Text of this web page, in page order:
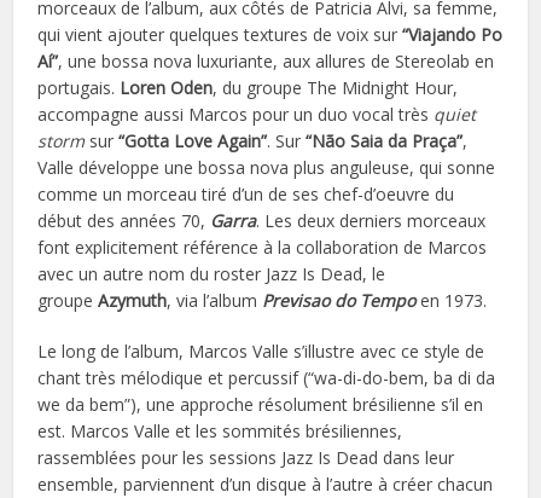
morceaux de l’album, aux côtés de Patricia Alvi, sa femme,
qui vient ajouter quelques textures de voix sur“Viajando Po
Aí”, une bossa nova luxuriante, aux allures de Stereolab en
portugais. Loren Oden, du groupe The Midnight Hour,
accompagne aussi Marcos pour un duo vocal très quiet
stormsur“Gotta Love Again”. Sur“Não Saia da Praça”,
Valle développe une bossa nova plus anguleuse, qui sonne
comme un morceau tiré d’un de ses chef-d’oeuvre du
début des années 70, Garra. Les deux derniers morceaux
font explicitement référence à la collaboration de Marcos
avec un autre nom du roster Jazz Is Dead, le
groupeAzymuth, via l’album Previsao do Tempoen 1973.
Le long de l’album, Marcos Valle s’illustre avec ce style de
chant très mélodique et percussif (“wa-di-do-bem, ba di da
we da bem”), une approche résolument brésilienne s’il en
est. Marcos Valle et les sommités brésiliennes,
rassemblées pour les sessions Jazz Is Dead dans leur
ensemble, parviennent d’un disque à l’autre à créer chacun